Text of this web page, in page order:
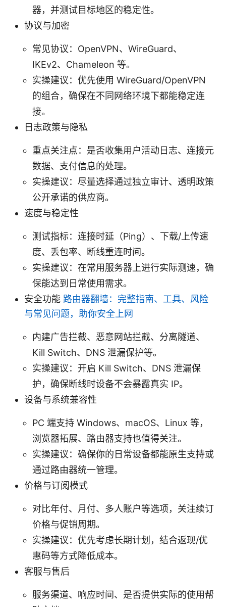
器，并测试目标地区的稳定性。
协议与加密
常见协议：OpenVPN、WireGuard、
IKEv2、Chameleon 等。
实操建议：优先使用 WireGuard/OpenVPN
的组合，确保在不同网络环境下都能稳定连
接。
日志政策与隐私
重点关注点：是否收集用户活动日志、连接元
数据、支付信息的处理。
实操建议：尽量选择通过独立审计、透明政策
公开承诺的供应商。
速度与稳定性
测试指标：连接时延（Ping）、下载/上传速
度、丢包率、断线重连时间。
实操建议：在常用服务器上进行实际测速，确
保能达到日常使用需求。
安全功能 路由器翻墙：完整指南、工具、风险
与常见问题，助你安全上网
内建广告拦截、恶意网站拦截、分离隧道、
Kill Switch、DNS 泄漏保护等。
实操建议：开启 Kill Switch、DNS 泄漏保
护，确保断线时设备不会暴露真实 IP。
设备与系统兼容性
PC 端支持 Windows、macOS、Linux 等，
浏览器拓展、路由器支持也值得关注。
实操建议：确保你的日常设备都能原生支持或
通过路由器统一管理。
价格与订阅模式
对比年付、月付、多人账户等选项，关注续订
价格与促销周期。
实操建议：优先考虑长期计划，结合返现/优
惠码等方式降低成本。
客服与售后
服务渠道、响应时间、是否提供实际的使用帮